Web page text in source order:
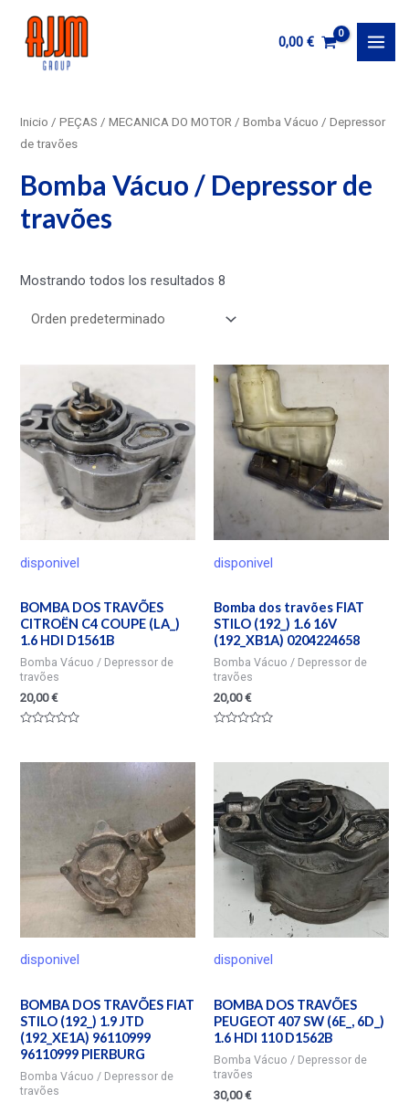
contenido
0,00 €
Inicio /PEÇAS /MECANICA DO MOTOR / Bomba Vácuo / Depressor
de travões
Bomba Vácuo / Depressor de
travões
Mostrando todos los resultados 8
disponivel
BOMBA DOS TRAVÕES
CITROËN C4 COUPE (LA_)
1.6 HDI D1561B
Bomba Vácuo / Depressor de
travões
20,00€
disponivel
Bomba dos travões FIAT
STILO (192_) 1.6 16V
(192_XB1A) 0204224658
Bomba Vácuo / Depressor de
travões
20,00€
disponivel
BOMBA DOS TRAVÕES FIAT
STILO (192_) 1.9 JTD
(192_XE1A) 96110999
96110999 PIERBURG
Bomba Vácuo / Depressor de
travões
disponivel
BOMBA DOS TRAVÕES
PEUGEOT 407 SW (6E_, 6D_)
1.6 HDI 110 D1562B
Bomba Vácuo / Depressor de
travões
30,00€